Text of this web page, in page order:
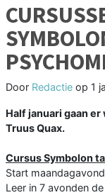
Door Redactie op 1
Half januari gaan
Truus Quax.
Cursus Symbolon
Start
Leer in 7 avonden